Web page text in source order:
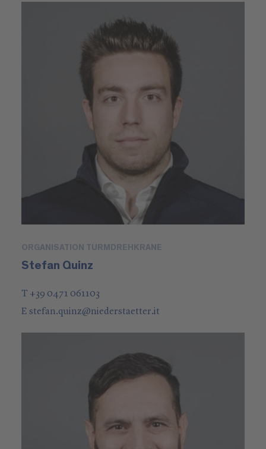
ORGANISATION TURMDREHKRANE
Stefan Quinz
T +39 0471 061103
Estefan.quinz@niederstaetter.it